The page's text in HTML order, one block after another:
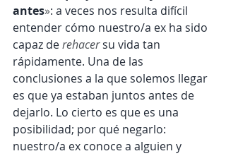
antes»: a veces nos resulta difícil
entender cómo nuestro/a ex ha sido
capaz de rehacersu vida tan
rápidamente. Una de las
conclusiones a la que solemos llegar
es que ya estaban juntos antes de
dejarlo. Lo cierto es que es una
posibilidad; por qué negarlo:
nuestro/a ex conoce a alguien y